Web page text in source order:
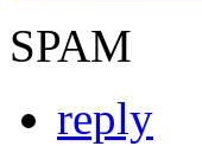
SPAM
reply